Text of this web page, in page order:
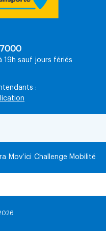
19h sauf jours fériés
:
Mov’ici Challenge Mobilité